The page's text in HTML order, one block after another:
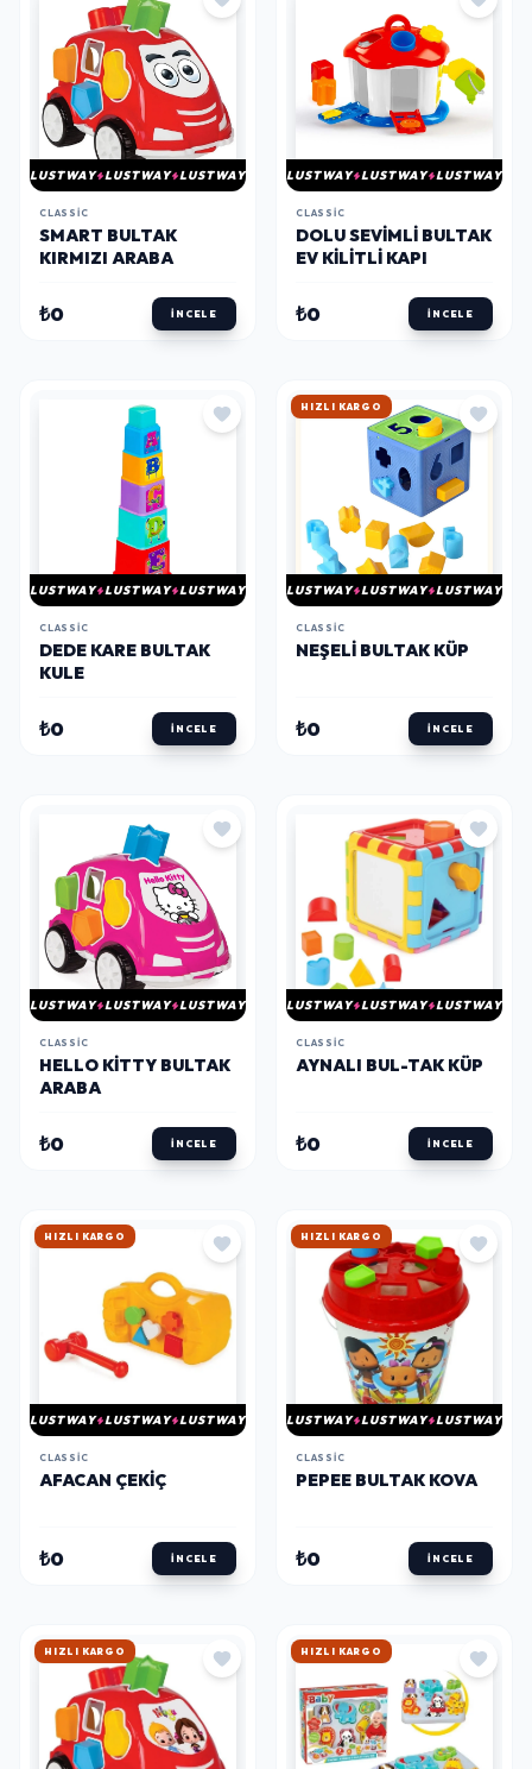
LUSTWAY LUSTWAY LUSTWAY
CLASSIC
SMART BULTAK
KIRMIZI ARABA
₺0 İNCELE
LUSTWAY LUSTWAY LUSTWAY
CLASSIC
DOLU SEVIMLI BULTAK
EV KILITLI KAPI
₺0 İNCELE
LUSTWAY LUSTWAY LUSTWAY
CLASSIC
DEDE KARE BULTAK
KULE
₺0 İNCELE
HIZLI KARGO
LUSTWAY LUSTWAY LUSTWAY
CLASSIC
NEŞELI BULTAK KÜP
₺0 İNCELE
LUSTWAY LUSTWAY LUSTWAY
CLASSIC
HELLO KITTY BULTAK
ARABA
₺0 İNCELE
LUSTWAY LUSTWAY LUSTWAY
CLASSIC
AYNALI BUL-TAK KÜP
₺0 İNCELE
HIZLI KARGO
LUSTWAY LUSTWAY LUSTWAY
CLASSIC
AFACAN ÇEKIÇ
₺0 İNCELE
HIZLI KARGO
LUSTWAY LUSTWAY LUSTWAY
CLASSIC
PEPEE BULTAK KOVA
₺0 İNCELE
HIZLI KARGO HIZLI KARGO